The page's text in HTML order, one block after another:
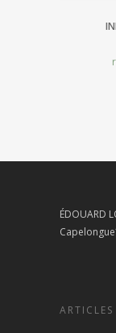
ÉDOUARD
ARTICLES